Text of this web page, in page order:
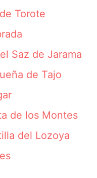
Torote
Saz de Jarama
de Tajo
de los Montes
del Lozoya